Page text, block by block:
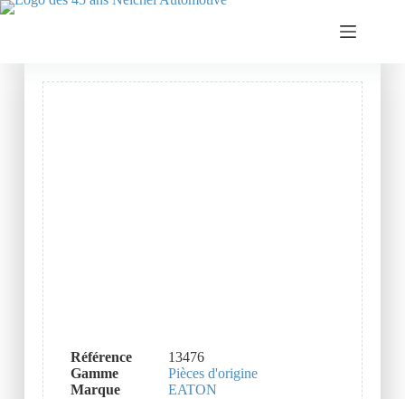
Référence
13476
Gamme
Pièces d'origine
Marque
EATON